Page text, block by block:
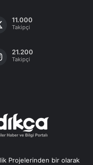
11.000
Takipçi
21.200
Takipçi
Projelerinden bir olarak